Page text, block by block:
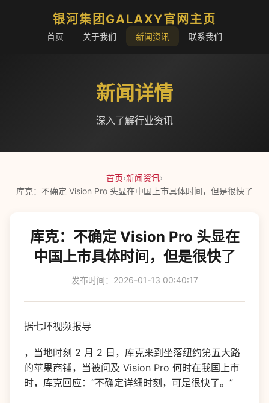
银河集团GALAXY官网主页
首页 关于我们 新闻资讯 联系我们
新闻详情
深入了解行业资讯
首页›新闻资讯›
库克：不确定 Vision Pro 头显在中国上市具体时间，但是很快了
库克：不确定 Vision Pro 头显在
中国上市具体时间，但是很快了
发布时间：2026-01-13 00:40:17
据七环视频报导
，当地时刻 2 月 2 日，库克来到坐落纽约第五大路
的苹果商铺，当被问及 Vision Pro 何时在我国上市
时，库克回应：“不确定详细时刻，可是很快了。”